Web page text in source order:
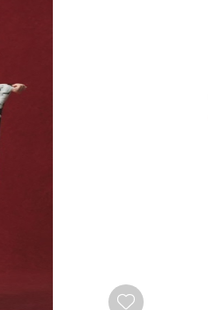
FURISODE
振袖